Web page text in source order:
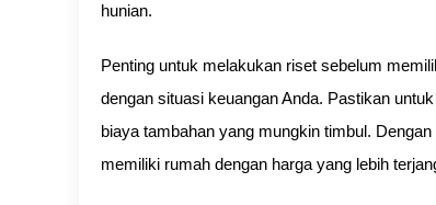
hunian.
Penting untuk melakukan riset sebelum
dengan situasi keuangan Anda. Pastikan
biaya tambahan yang mungkin timbul.
memiliki rumah dengan harga yang lebih